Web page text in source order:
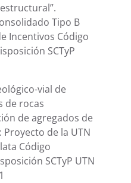
Tipo B
Incentivos Código
SCTyP
vial de
de rocas
de agregados de
de la UTN
Código
SCTyP UTN